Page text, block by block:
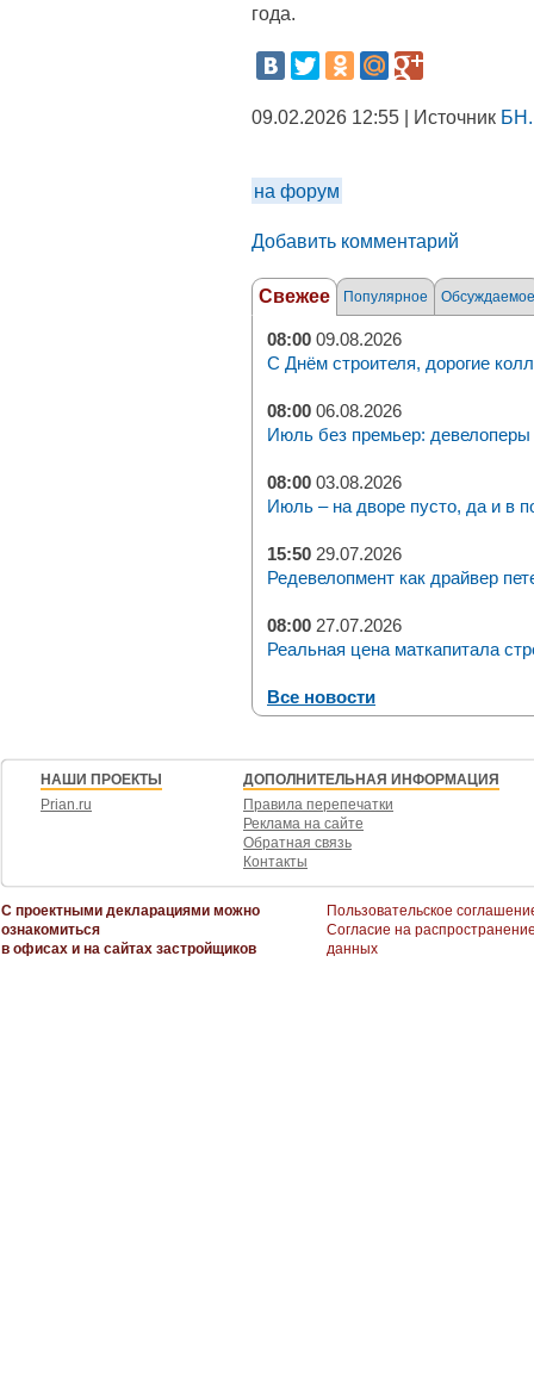
года.
09.02.2026 12:55 | Источник
на форум
Добавить комментарий
Свежее Популярное Обсуждаемое
08:00 09.08.2026
С Днём строителя, дорогие
08:00 06.08.2026
Июль без премьер: девелоперы
08:00 03.08.2026
Июль – на дворе пусто, да и в
15:50 29.07.2026
Редевелопмент как драйвер
08:00 27.07.2026
Реальная цена маткапитала
Все новости
НАШИ ПРОЕКТЫ
Prian.ru
ДОПОЛНИТЕЛЬНАЯ ИНФОРМАЦИЯ
Правила перепечатки
Реклама на сайте
Обратная связь
Контакты
С проектными декларациями можно
ознакомиться
в офисах и на сайтах застройщиков
Пользовательское
Согласие на
данных